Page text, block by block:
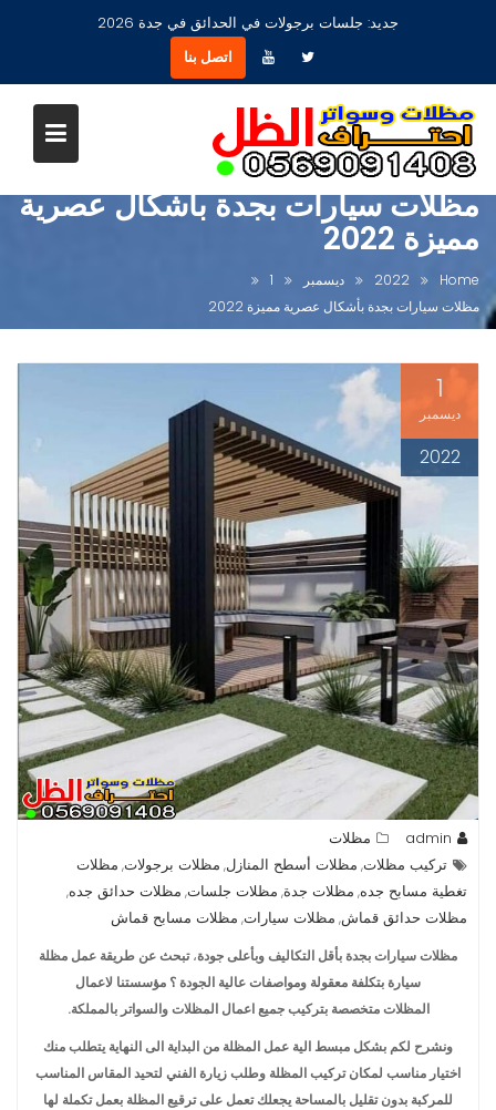
جديد: جلسات برجولات في الحدائق في جدة 2026
اتصل بنا
مظلات سيارات بجدة بأشكال عصرية
مميزة 2022
Home
2022 ديسمبر
1
مظلات سيارات بجدة بأشكال عصرية مميزة 2022
1
ديسمبر
2022
admin
مظلات
تركيب مظلات, مظلات أسطح المنازل, مظلات برجولات, مظلات
تغطية مسابح جده, مظلات جدة, مظلات جلسات, مظلات حدائق جده,
مظلات حدائق قماش, مظلات سيارات, مظلات مسابح قماش
مظلات سيارات بجدة بأقل التكاليف وبأعلى جودة،تبحث عن طريقة عمل مظلة
سيارة بتكلفة معقولة ومواصفات عالية الجودة ؟ مؤسستنا لاعمال
المظلات متخصصة بتركيب جميع اعمال المظلات والسواتر بالمملكة.
ونشرح لكم بشكل مبسط الية عمل المظلة من البداية الى النهاية يتطلب منك
اختيار مناسب لمكان تركيب المظلة وطلب زيارة الفني لتحيد المقاس المناسب
للمركبة بدون تقليل بالمساحة يجعلك تعمل على ترقيع المظلة بعمل تكملة لها